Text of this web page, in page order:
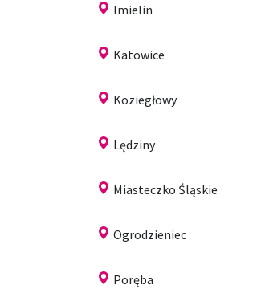
Imielin
Katowice
Koziegłowy
Lędziny
Miasteczko Śląskie
Ogrodzieniec
Poręba